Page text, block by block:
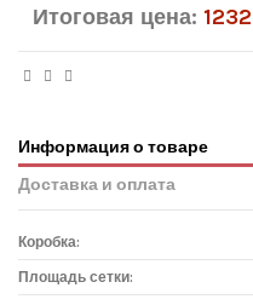
Итоговая цена: 1232
Информация о товаре
Доставка и оплата
Коробка:
Площадь сетки: